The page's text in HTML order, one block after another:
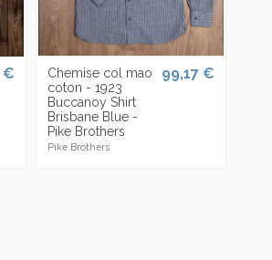
€
Chemise col mao
coton - 1923
Buccanoy Shirt
Brisbane Blue -
Pike Brothers
Pike Brothers
99,17 €